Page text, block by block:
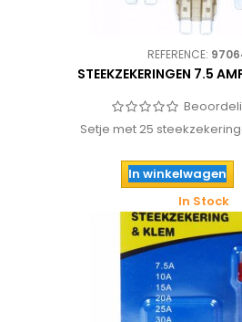
REFERENCE:
STEEKZEKERINGEN 7.5
Setje met 25
In winkelwagen
In Stock